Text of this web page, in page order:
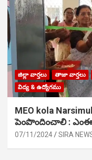
జిల్లా వార్తలు తాజా వార్తలు
విద్య & ఉద్యోగము
MEO kola
పెంపొందించాలి :
07/11/2024 SIRA